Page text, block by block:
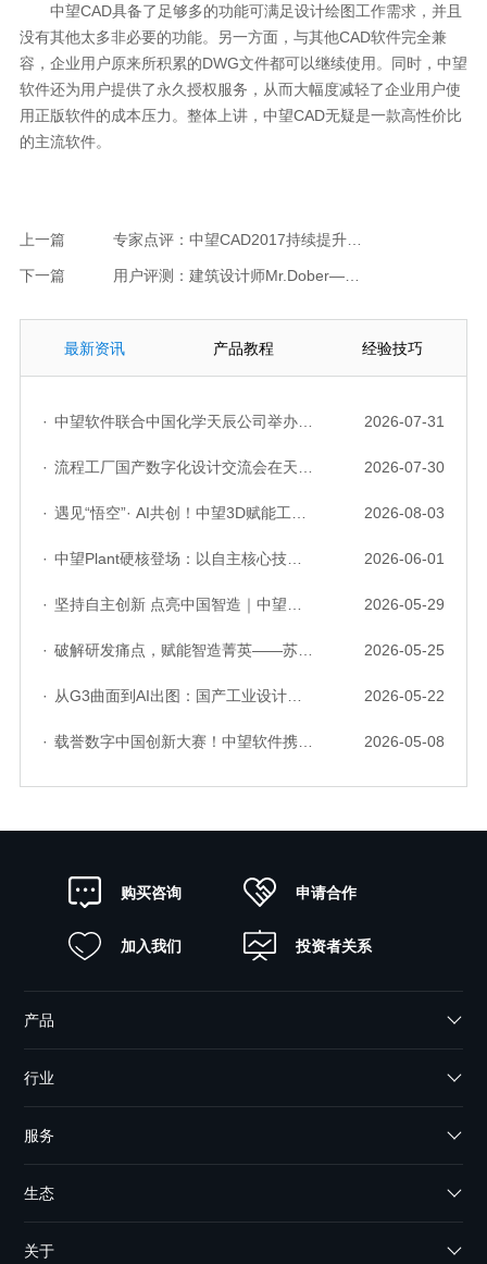
中望CAD具备了足够多的功能可满足设计绘图工作需求，并且
没有其他太多非必要的功能。另一方面，与其他CAD软件完全兼
容，企业用户原来所积累的DWG文件都可以继续使用。同时，中望
软件还为用户提供了永久授权服务，从而大幅度减轻了企业用户使
用正版软件的成本压力。整体上讲，中望CAD无疑是一款高性价比
的主流软件。
上一篇 专家点评：中望CAD2017持续提升，更加注重用户体验
下一篇 用户评测：建筑设计师Mr.Dober——7年时间见证中望CAD的每次进步
最新资讯 产品教程 经验技巧
· 中望软件联合中国化学天辰公司举办“走进标杆企业”研讨会，共探流程工业数字化创新实践 2026-07-31
· 流程工厂国产数字化设计交流会在天津召开，中望自主CAD底座助力行业数字化转型实践获广泛关注 2026-07-30
· 遇见“悟空”· AI共创！中望3D赋能工业设计国产化与AI创新升级 2026-08-03
· 中望Plant硬核登场：以自主核心技术，破解流程工业数据一致性与协同困境 2026-06-01
· 坚持自主创新 点亮中国智造｜中望软件亮相第十届中国网络版权保护与发展大会 2026-05-29
· 破解研发痛点，赋能智造菁英——苏州研发菁英 CTO 成长营暨高级人才认证启动会圆满落幕 2026-05-25
· 从G3曲面到AI出图：国产工业设计软件的硬实力到底怎么样了？ 2026-05-22
· 载誉数字中国创新大赛！中望软件携手三家伙伴，斩获信创赛道多项大奖 2026-05-08
购买咨询 申请合作
加入我们 投资者关系
产品
行业
服务
生态
关于